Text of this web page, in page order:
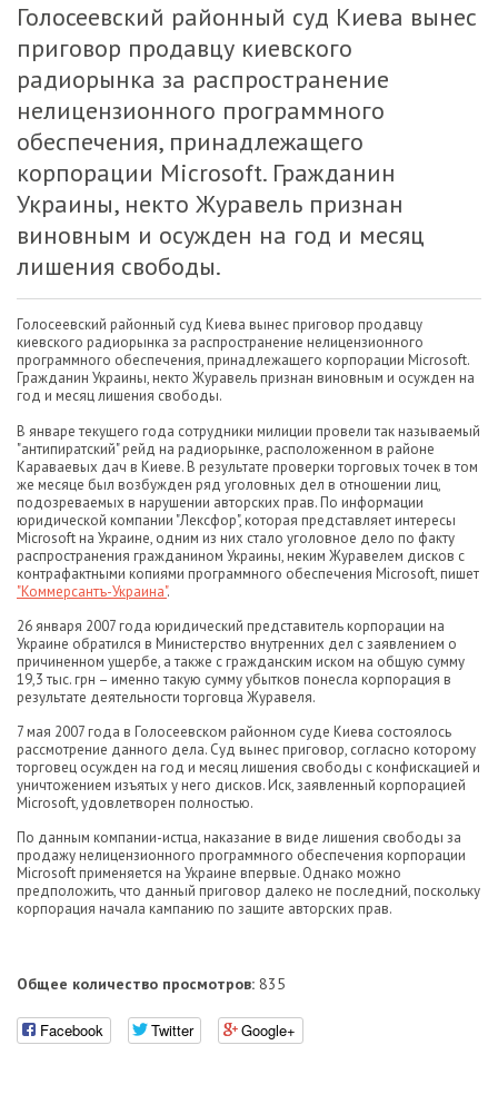
Голосеевский районный суд Киева вынес
приговор продавцу киевского
радиорынка за распространение
нелицензионного программного
обеспечения, принадлежащего
корпорации Microsoft. Гражданин
Украины, некто Журавель признан
виновным и осужден на год и месяц
лишения свободы.
Голосеевский районный суд Киева вынес приговор продавцу
киевского радиорынка за распространение нелицензионного
программного обеспечения, принадлежащего корпорации Microsoft.
Гражданин Украины, некто Журавель признан виновным и осужден на
год и месяц лишения свободы.
В январе текущего года сотрудники милиции провели так называемый
"антипиратский" рейд на радиорынке, расположенном в районе
Караваевых дач в Киеве. В результате проверки торговых точек в том
же месяце был возбужден ряд уголовных дел в отношении лиц,
подозреваемых в нарушении авторских прав. По информации
юридической компании "Лексфор", которая представляет интересы
Microsoft на Украине, одним из них стало уголовное дело по факту
распространения гражданином Украины, неким Журавелем дисков с
контрафактными копиями программного обеспечения Microsoft, пишет
"Коммерсантъ-Украина".
26 января 2007 года юридический представитель корпорации на
Украине обратился в Министерство внутренних дел с заявлением о
причиненном ущербе, а также с гражданским иском на общую сумму
19,3 тыс. грн – именно такую сумму убытков понесла корпорация в
результате деятельности торговца Журавеля.
7 мая 2007 года в Голосеевском районном суде Киева состоялось
рассмотрение данного дела. Суд вынес приговор, согласно которому
торговец осужден на год и месяц лишения свободы с конфискацией и
уничтожением изъятых у него дисков. Иск, заявленный корпорацией
Microsoft, удовлетворен полностью.
По данным компании-истца, наказание в виде лишения свободы за
продажу нелицензионного программного обеспечения корпорации
Microsoft применяется на Украине впервые. Однако можно
предположить, что данный приговор далеко не последний, поскольку
корпорация начала кампанию по защите авторских прав.
Общее количество просмотров: 835
Facebook Twitter Google+